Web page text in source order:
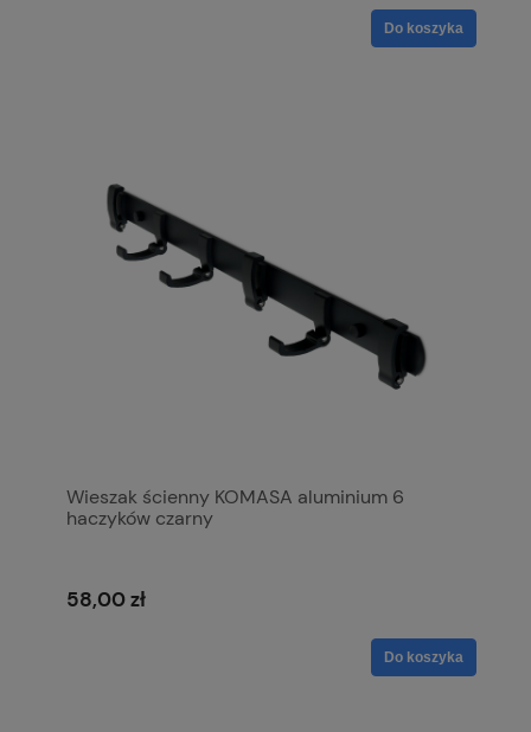
Do koszyka
Wieszak ścienny KOMASA aluminium 6
haczyków czarny
58,00 zł
Do koszyka